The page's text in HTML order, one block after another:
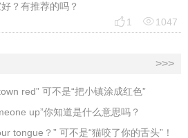
？有推荐的吗？
 1 1047
>>>
red” 可不是“把小镇涂成红色”
up”你知道是什么意思吗？
tongue？” 可不是“猫咬了你的舌头”！